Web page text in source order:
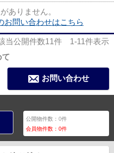
ありません。
お問い合わせはこちら
当公開件数11件 1-11件表示
て
お問い合わせ
公開物件数：0件
会員物件数：0件